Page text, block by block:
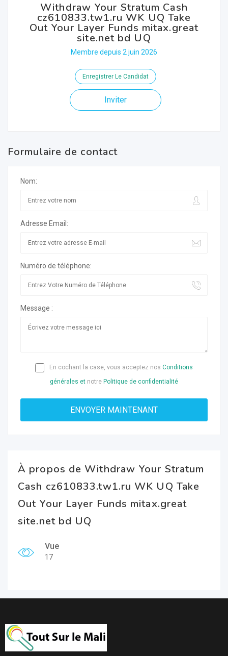
Withdraw Your Stratum Cash
cz610833.tw1.ru WK UQ Take
Out Your Layer Funds mitax.great
site.net bd UQ
Membre depuis 2 juin 2026
Enregistrer Le Candidat
Inviter
Formulaire de contact
Nom:
Adresse Email:
Numéro de téléphone:
Message :
En cochant la case, vous acceptez nos Conditions
générales et notre Politique de confidentialité
À propos de Withdraw Your Stratum
Cash cz610833.tw1.ru WK UQ Take
Out Your Layer Funds mitax.great
site.net bd UQ
Vue
17